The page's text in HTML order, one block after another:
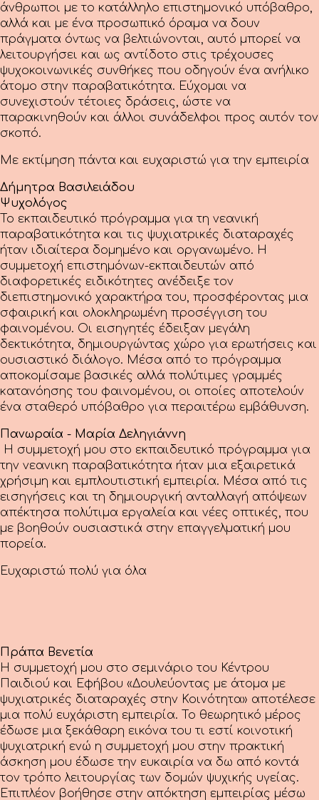
άνθρωποι με το κατάλληλο επιστημονικό υπόβαθρο,
αλλά και με ένα προσωπικό όραμα να δουν
πράγματα όντως να βελτιώνονται, αυτό μπορεί να
λειτουργήσει και ως αντίδοτο στις τρέχουσες
ψυχοκοινωνικές συνθήκες που οδηγούν ένα ανήλικο
άτομο στην παραβατικότητα. Εύχομαι να
συνεχιστούν τέτοιες δράσεις, ώστε να
παρακινηθούν και άλλοι συνάδελφοι προς αυτόν τον
σκοπό.
Με εκτίμηση πάντα και ευχαριστώ για την εμπειρία
Δήμητρα Βασιλειάδου
Ψυχολόγος
Το εκπαιδευτικό πρόγραμμα για τη νεανική
παραβατικότητα και τις ψυχιατρικές διαταραχές
ήταν ιδιαίτερα δομημένο και οργανωμένο. Η
συμμετοχή επιστημόνων-εκπαιδευτών από
διαφορετικές ειδικότητες ανέδειξε τον
διεπιστημονικό χαρακτήρα του, προσφέροντας μια
σφαιρική και ολοκληρωμένη προσέγγιση του
φαινομένου. Οι εισηγητές έδειξαν μεγάλη
δεκτικότητα, δημιουργώντας χώρο για ερωτήσεις και
ουσιαστικό διάλογο. Μέσα από το πρόγραμμα
αποκομίσαμε βασικές αλλά πολύτιμες γραμμές
κατανόησης του φαινομένου, οι οποίες αποτελούν
ένα σταθερό υπόβαθρο για περαιτέρω εμβάθυνση.
Πανωραία - Μαρία Δεληγιάννη
Η συμμετοχή μου στο εκπαιδευτικό πρόγραμμα για
την νεανικη παραβατικότητα ήταν μια εξαιρετικά
χρήσιμη και εμπλουτιστική εμπειρία. Μέσα από τις
εισηγήσεις και τη δημιουργική ανταλλαγή απόψεων
απέκτησα πολύτιμα εργαλεία και νέες οπτικές, που
με βοηθούν ουσιαστικά στην επαγγελματική μου
πορεία.
Ευχαριστώ πολύ για όλα
Πράπα Βενετία
Η συμμετοχή μου στο σεμινάριο του Κέντρου
Παιδιού και Εφήβου «Δουλεύοντας με άτομα με
ψυχιατρικές διαταραχές στην Κοινότητα» αποτέλεσε
μια πολύ ευχάριστη εμπειρία. Το θεωρητικό μέρος
έδωσε μια ξεκάθαρη εικόνα του τι εστί κοινοτική
ψυχιατρική ενώ η συμμετοχή μου στην πρακτική
άσκηση μου έδωσε την ευκαιρία να δω από κοντά
τον τρόπο λειτουργίας των δομών ψυχικής υγείας.
Επιπλέον βοήθησε στην απόκτηση εμπειρίας μέσω